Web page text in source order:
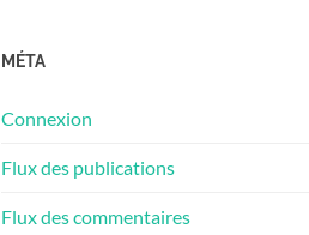
MÉTA
Connexion
Flux des publications
Flux des commentaires